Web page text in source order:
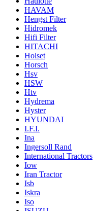
HAVAM
Hengst Filter
Hidromek
Hifi Filter
HITACHI
Holset
Horsch
Hsv
HSW
Htv
Hydrema
Hyster
HYUNDAI
I.F.I.
Ina
Ingersoll Rand
International Tractors
Iow
Iran Tractor
Isb
Iskra
Iso